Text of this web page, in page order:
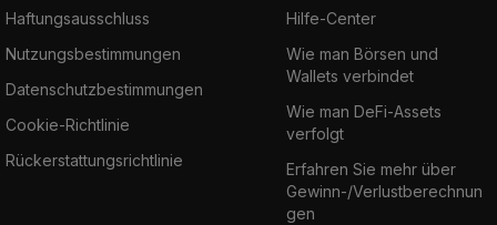
Haftungsausschluss
Nutzungsbestimmungen
Datenschutzbestimmungen
Cookie-Richtlinie
Rückerstattungsrichtlinie
Hilfe-Center
Wie man Börsen und
Wallets verbindet
Wie man DeFi-Assets
verfolgt
Erfahren Sie mehr über
Gewinn-/Verlustberechnun
gen